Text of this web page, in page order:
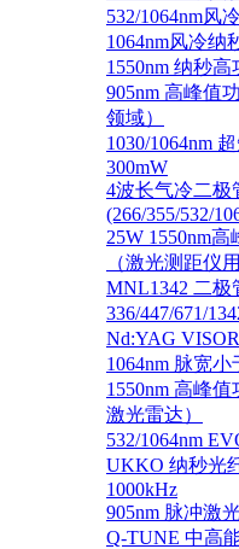
532/1064nm风
1064nm风冷纳
1550nm 纳秒
905nm 高峰值
领域）
1030/1064nm
300mW
4波长气冷二极
(266/355/532/
25W 1550nm
（激光测距仪用
MNL1342 二极
336/447/671/
Nd:YAG
1064nm 脉宽小
1550nm 高峰
激光雷达）
532/1064nm
UKKO 纳秒光
1000kHz
905nm 脉冲激
Q-TUNE 中高